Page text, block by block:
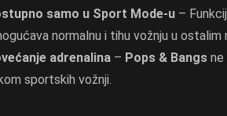
samo u Sport Mode-u –
normalnu i tihu vožnju u ostalim
adrenalina – Pops & Bangs ne
sportskih vožnji.